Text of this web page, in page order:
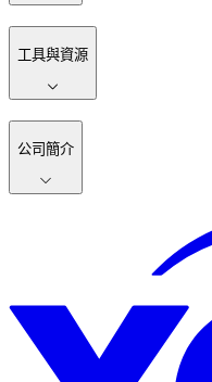
工具與資源
公司簡介